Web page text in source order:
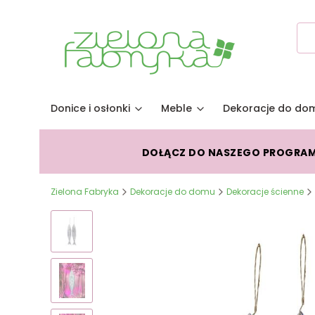
Donice i osłonki Meble Dekoracje do
DOŁĄCZ DO NASZEGO
Zielona Fabryka Dekoracje do domu Dekoracje ścienne